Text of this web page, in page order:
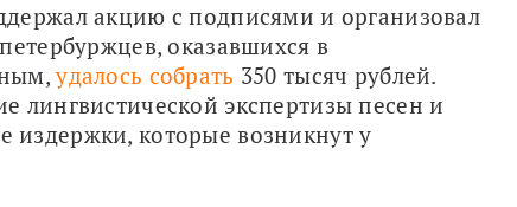
акцию с подписями и организовал
оказавшихся в
удалось собрать 350 тысяч рублей.
лингвистической экспертизы песен и
которые возникнут у